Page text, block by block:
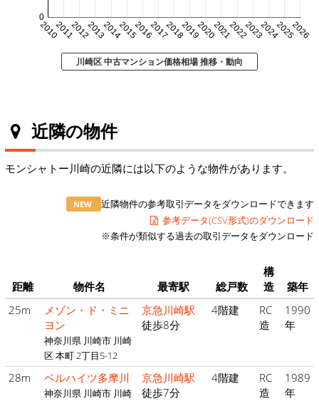
20102011201220132014201520162017201820192020202120222023202420252026
0
川崎区 中古マンション価格相場 推移・動向
近隣の物件
モンシャトー川崎の近隣には以下のような物件があります。
NEW
近隣物件の参考取引データをダウンロードできます
参考データ(CSV形式)のダウンロード
※条件が類似する過去の取引データをダウンロード
距離 物件名 最寄駅 総戸数
構
造
築年
25m
メゾン・ド・ミニ
ヨン
神奈川県 川崎市 川崎
区 本町 2丁目5-12
京急川崎駅
徒歩8分
4階建
RC
造
1990
年
28m ベルハイツ多摩川
神奈川県 川崎市 川崎
京急川崎駅
徒歩7分
4階建
RC
造
1989
年